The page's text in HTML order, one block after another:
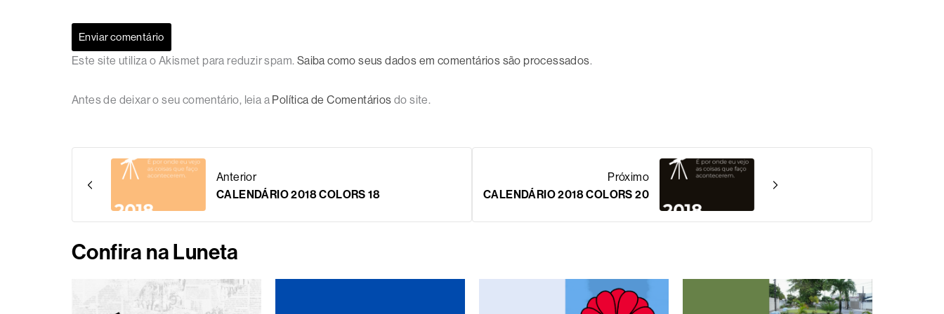
Este site utiliza o Akismet para reduzir spam. Saiba como seus dados em comentários são processados.
Antes de deixar o seu comentário, leia a Política de Comentários do site.
Anterior
CALENDÁRIO 2018 COLORS 18
Próximo
CALENDÁRIO 2018 COLORS 20
Confira na Luneta